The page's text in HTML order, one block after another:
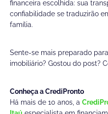
financeira escolhida: sua
confiabilidade se traduzirão
família.
Sente-se mais preparado
imobiliário? Gostou do post?
Conheça a CrediPronto
Há mais de 10 anos, a